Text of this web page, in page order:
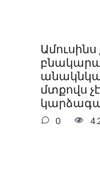
անակնկալ
մտքովս
0